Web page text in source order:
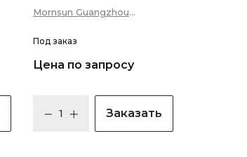
Mornsun Guangzhou
Co., Ltd
Под заказ
Цена по запросу
Заказать